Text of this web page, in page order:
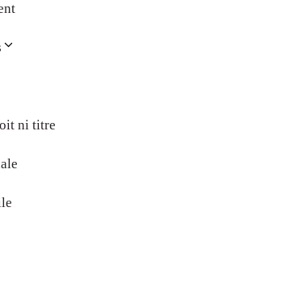
ni titre